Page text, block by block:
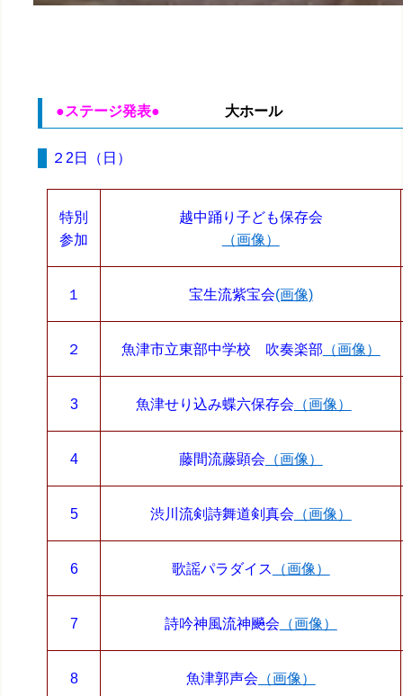
●ステージ発表● 大ホール
２2日（日）
特別
参加
越中踊り子ども保存会
（画像）
１ 宝生流紫宝会(画像)
２ 魚津市立東部中学校 吹奏楽部 （画像）
3 魚津せり込み蝶六保存会 （画像）
4 藤間流藤顕会 （画像）
5 渋川流剣詩舞道剣真会 （画像）
6 歌謡パラダイス （画像）
7 詩吟神風流神飈会 （画像）
8 魚津郭声会 （画像）